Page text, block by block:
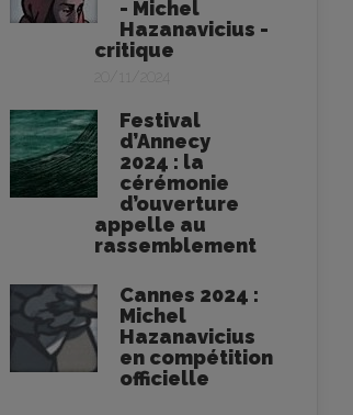
- Michel
Hazanavicius -
critique
20/11/2024
Festival
d’Annecy
2024 : la
cérémonie
d’ouverture
appelle au
rassemblement
Cannes 2024 :
Michel
Hazanavicius
en compétition
officielle